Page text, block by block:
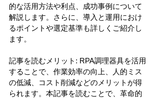
的な活用方法や利点、成功事例について
解説します。さらに、導入と運用におけ
るポイントや選定基準も詳しくご紹介し
ます。
記事を読むメリット: RPA調理器具を活用
することで、作業効率の向上、人的ミス
の低減、コスト削減などのメリットが得
られます。本記事を読むことで、革命的